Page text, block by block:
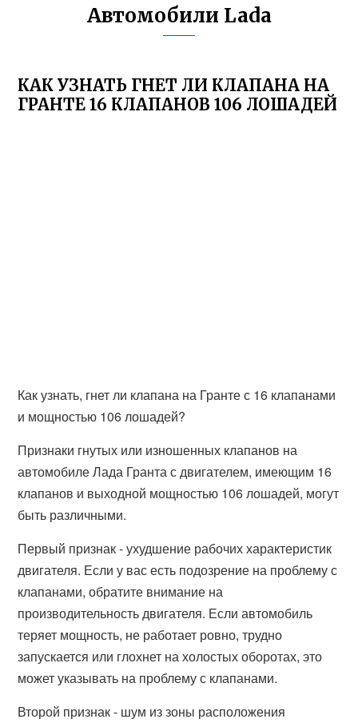
Автомобили Lada
КАК УЗНАТЬ ГНЕТ ЛИ КЛАПАНА НА
ГРАНТЕ 16 КЛАПАНОВ 106 ЛОШАДЕЙ
Как узнать, гнет ли клапана на Гранте с 16 клапанами
и мощностью 106 лошадей?
Признаки гнутых или изношенных клапанов на
автомобиле Лада Гранта с двигателем, имеющим 16
клапанов и выходной мощностью 106 лошадей, могут
быть различными.
Первый признак - ухудшение рабочих характеристик
двигателя. Если у вас есть подозрение на проблему с
клапанами, обратите внимание на
производительность двигателя. Если автомобиль
теряет мощность, не работает ровно, трудно
запускается или глохнет на холостых оборотах, это
может указывать на проблему с клапанами.
Второй признак - шум из зоны расположения